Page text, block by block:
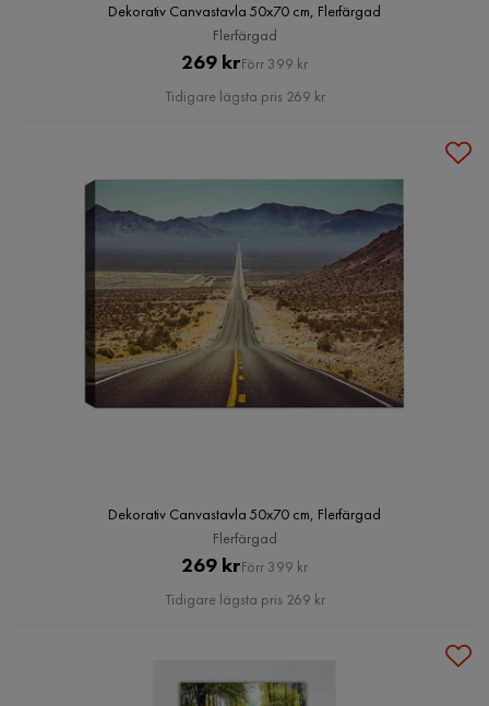
Dekorativ Canvastavla 50x70 cm, Flerfärgad
Flerfärgad
Pris
269 krOriginal
Pris
Förr 399 kr
Tidigare lägsta pris 269 kr
Dekorativ Canvastavla 50x70 cm, Flerfärgad
Flerfärgad
Pris
269 krOriginal
Pris
Förr 399 kr
Tidigare lägsta pris 269 kr